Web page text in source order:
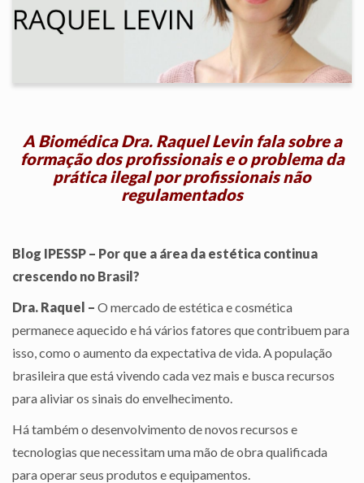
A Biomédica Dra. Raquel Levin fala sobre a
formação dos profissionais e o problema da
prática ilegal por profissionais não
regulamentados
Blog IPESSP – Por que a área da estética continua
crescendo no Brasil?
Dra. Raquel – O mercado de estética e cosmética
permanece aquecido e há vários fatores que contribuem para
isso, como o aumento da expectativa de vida. A população
brasileira que está vivendo cada vez mais e busca recursos
para aliviar os sinais do envelhecimento.
Há também o desenvolvimento de novos recursos e
tecnologias que necessitam uma mão de obra qualificada
para operar seus produtos e equipamentos.